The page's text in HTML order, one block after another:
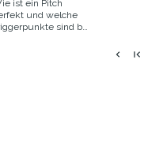
ist ein Pitch
und welche
sind bei